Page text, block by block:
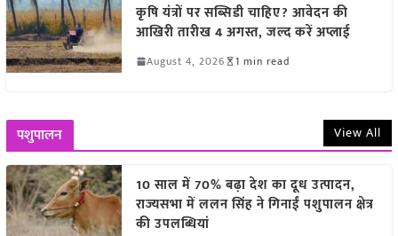
कृषि यंत्रों पर सब्सिडी चाहिए? आवेदन की
आखिरी तारीख 4 अगस्त, जल्द करें अप्लाई
August 4, 2026 1 min read
पशुपालन View All
10 साल में 70% बढ़ा देश का दूध उत्पादन,
राज्यसभा में ललन सिंह ने गिनाईं पशुपालन क्षेत्र
की उपलब्धियां